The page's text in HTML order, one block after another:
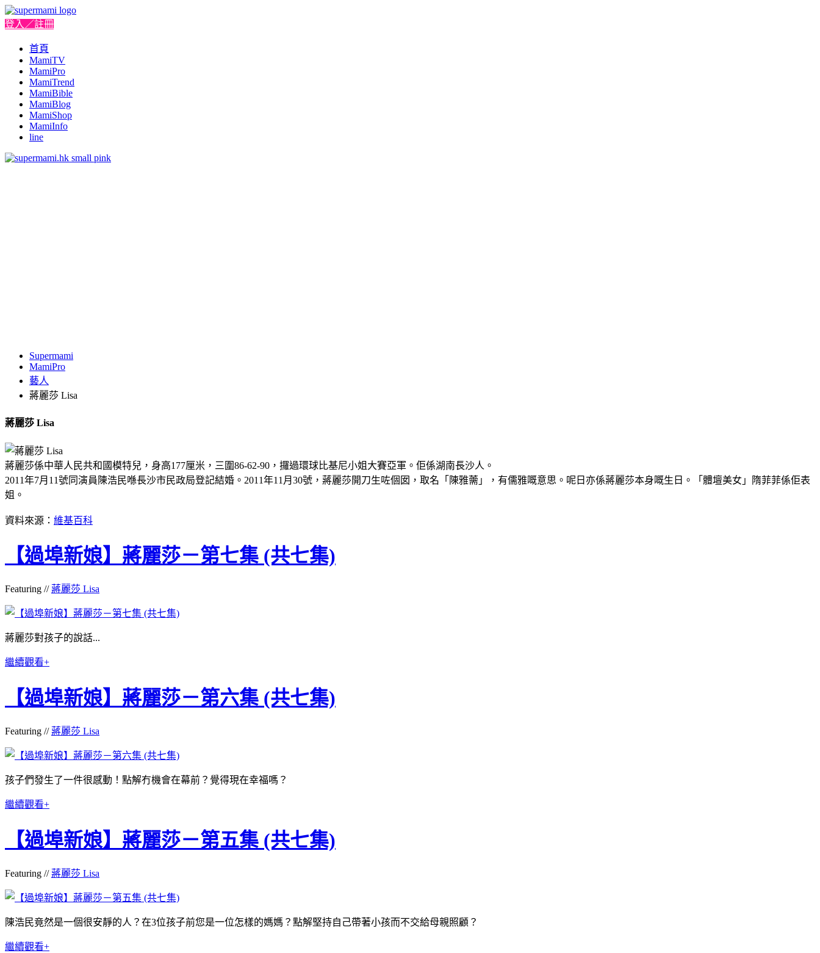
登入／註冊
首頁
MamiTV
MamiPro
MamiTrend
MamiBible
MamiBlog
MamiShop
MamiInfo
line
Supermami
MamiPro
藝人
蔣麗莎 Lisa
蔣麗莎 Lisa
蔣麗莎係中華人民共和國模特兒，身高177厘米，三圍86-62-90，攞過環球比基尼小姐大賽亞軍。佢係湖南長沙人。
2011年7月11號同演員陳浩民喺長沙市民政局登記結婚。2011年11月30號，蔣麗莎開刀生咗個囡，取名「陳雅薷」，有儒雅嘅意思。呢日亦係蔣麗莎本身嘅生日。「體壇美女」隋菲菲係佢表
姐。
資料來源： 維基百科
【過埠新娘】蔣麗莎－第七集 (共七集)
Featuring //蔣麗莎 Lisa
蔣麗莎對孩子的說話...
繼續觀看+
【過埠新娘】蔣麗莎－第六集 (共七集)
Featuring //蔣麗莎 Lisa
孩子們發生了一件很感動！點解冇機會在幕前？覺得現在幸福嗎？
繼續觀看+
【過埠新娘】蔣麗莎－第五集 (共七集)
Featuring //蔣麗莎 Lisa
陳浩民竟然是一個很安靜的人？在3位孩子前您是一位怎樣的媽媽？點解堅持自己帶著小孩而不交給母親照顧？
繼續觀看+